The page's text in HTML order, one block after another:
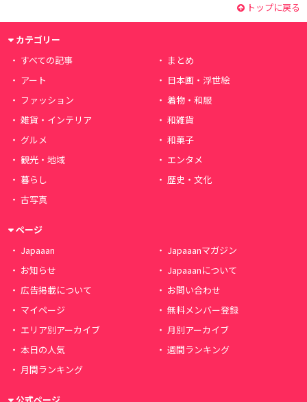
トップに戻る
カテゴリー
すべての記事
まとめ
アート
日本画・浮世絵
ファッション
着物・和服
雑貨・インテリア
和雑貨
グルメ
和菓子
観光・地域
エンタメ
暮らし
歴史・文化
古写真
ページ
Japaaan
Japaaanマガジン
お知らせ
Japaaanについて
広告掲載について
お問い合わせ
マイページ
無料メンバー登録
エリア別アーカイブ
月別アーカイブ
本日の人気
週間ランキング
月間ランキング